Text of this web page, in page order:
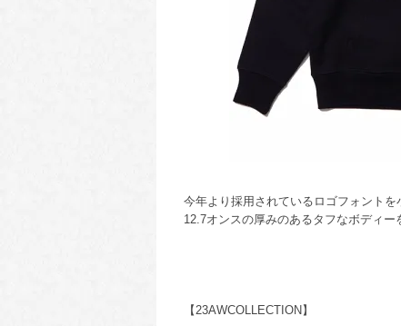
今年より採用されているロゴフォント
12.7オンスの厚みのあるタフなボディー
【23AWCOLLECTION】